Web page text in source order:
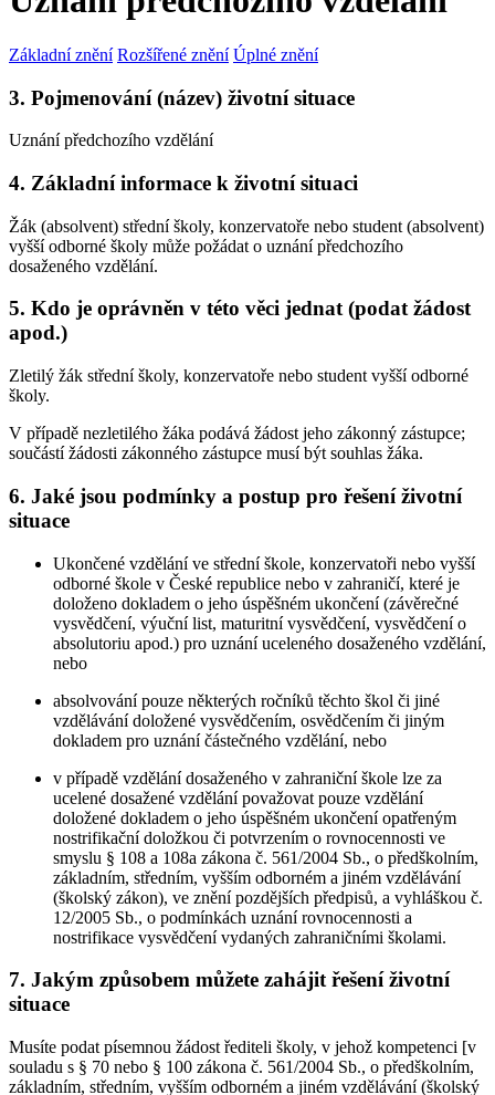
Základní znění Rozšířené znění Úplné znění
3. Pojmenování (název) životní situace
Uznání předchozího vzdělání
4. Základní informace k životní situaci
Žák (absolvent) střední školy, konzervatoře nebo student (absolvent)
vyšší odborné školy může požádat o uznání předchozího
dosaženého vzdělání.
5. Kdo je oprávněn v této věci jednat (podat žádost
apod.)
Zletilý žák střední školy, konzervatoře nebo student vyšší odborné
školy.
V případě nezletilého žáka podává žádost jeho zákonný zástupce;
součástí žádosti zákonného zástupce musí být souhlas žáka.
6. Jaké jsou podmínky a postup pro řešení životní
situace
Ukončené vzdělání ve střední škole, konzervatoři nebo vyšší
odborné škole v České republice nebo v zahraničí, které je
doloženo dokladem o jeho úspěšném ukončení (závěrečné
vysvědčení, výuční list, maturitní vysvědčení, vysvědčení o
absolutoriu apod.) pro uznání uceleného dosaženého vzdělání,
nebo
absolvování pouze některých ročníků těchto škol či jiné
vzdělávání doložené vysvědčením, osvědčením či jiným
dokladem pro uznání částečného vzdělání, nebo
v případě vzdělání dosaženého v zahraniční škole lze za
ucelené dosažené vzdělání považovat pouze vzdělání
doložené dokladem o jeho úspěšném ukončení opatřeným
nostrifikační doložkou či potvrzením o rovnocennosti ve
smyslu § 108 a 108a zákona č. 561/2004 Sb., o předškolním,
základním, středním, vyšším odborném a jiném vzdělávání
(školský zákon), ve znění pozdějších předpisů, a vyhláškou č.
12/2005 Sb., o podmínkách uznání rovnocennosti a
nostrifikace vysvědčení vydaných zahraničními školami.
7. Jakým způsobem můžete zahájit řešení životní
situace
Musíte podat písemnou žádost řediteli školy, v jehož kompetenci [v
souladu s § 70 nebo § 100 zákona č. 561/2004 Sb., o předškolním,
základním, středním, vyšším odborném a jiném vzdělávání (školský